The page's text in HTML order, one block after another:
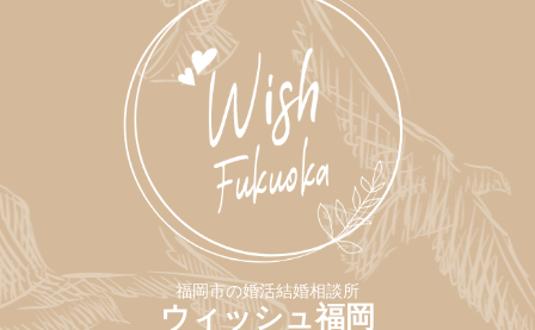
福岡市の婚活結婚相談所
ウィッシュ福岡